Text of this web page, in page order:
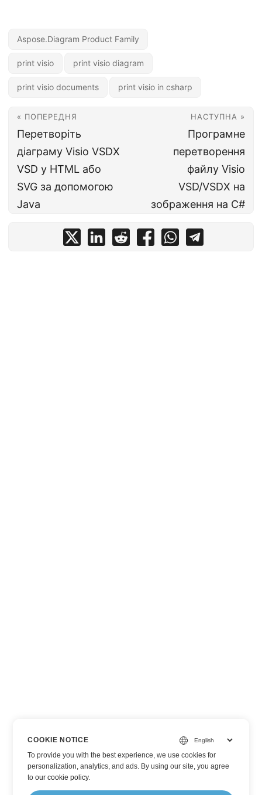
Aspose.Diagram Product Family
print visio print visio diagram
print visio documents print visio in csharp
« ПОПЕРЕДНЯ
Перетворіть
діаграму Visio VSDX
VSD у HTML або
SVG за допомогою
Java
НАСТУПНА »
Програмне
перетворення
файлу Visio
VSD/VSDX на
зображення на C#
COOKIE NOTICE
To provide you with the best experience, we use cookies for
personalization, analytics, and ads. By using our site, you agree
toour cookie policy.